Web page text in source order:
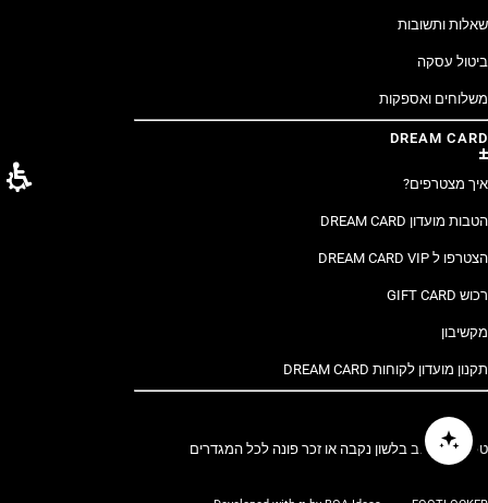
שאלות ותשובות
ביטול עסקה
משלוחים ואספקות
DREAM CARD
איך מצטרפים?
הטבות מועדון DREAM CARD
הצטרפו ל DREAM CARD VIP
רכוש GIFT CARD
מקשיבון
תקנון מועדון לקוחות DREAM CARD
טקסט הכתוב בלשון נקבה או זכר פונה לכל המגדרים